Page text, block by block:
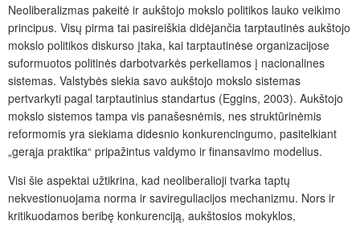
Neoliberalizmas pakeitė ir aukštojo mokslo politikos lauko veikimo
principus. Visų pirma tai pasireiškia didėjančia tarptautinės aukštojo
mokslo politikos diskurso įtaka, kai tarptautinėse organizacijose
suformuotos politinės darbotvarkės perkeliamos į nacionalines
sistemas. Valstybės siekia savo aukštojo mokslo sistemas
pertvarkyti pagal tarptautinius standartus (Eggins, 2003). Aukštojo
mokslo sistemos tampa vis panašesnėmis, nes struktūrinėmis
reformomis yra siekiama didesnio konkurencingumo, pasitelkiant
„gerąja praktika“ pripažintus valdymo ir finansavimo modelius.
Visi šie aspektai užtikrina, kad neoliberalioji tvarka taptų
nekvestionuojama norma ir savireguliacijos mechanizmu. Nors ir
kritikuodamos beribę konkurenciją, aukštosios mokyklos,